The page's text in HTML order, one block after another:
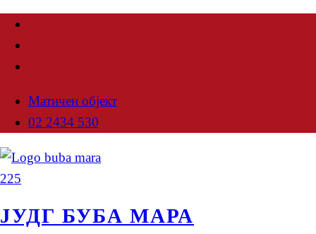
Матичен објект
02 2434 530
ЈУДГ БУБА МАРА